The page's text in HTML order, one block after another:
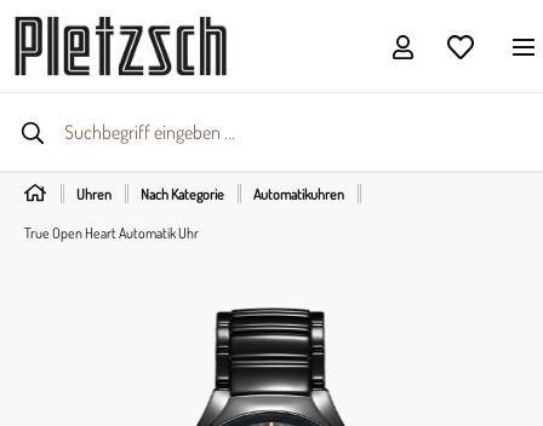
Uhren Nach Kategorie Automatikuhren
True Open Heart Automatik Uhr